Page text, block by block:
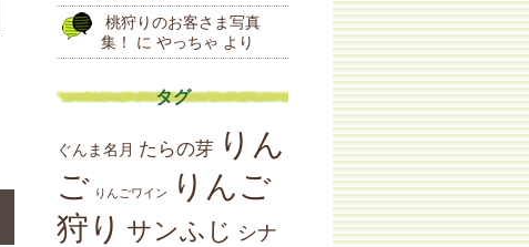
桃狩りのお客さま写真
集！
に やっちゃ より
タグ
ぐんま名月 たらの芽 りん
ご りんごワイン
りんご
狩り サンふじ シナ